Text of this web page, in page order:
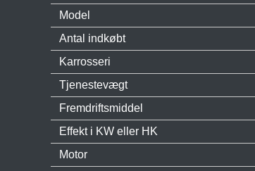
Model
Antal indkøbt
Karrosseri
Tjenestevægt
Fremdriftsmiddel
Effekt i KW eller HK
Motor